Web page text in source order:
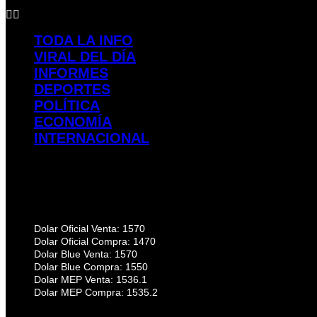
TODA LA INFO
VIRAL DEL DÍA
INFORMES
DEPORTES
POLÍTICA
ECONOMÍA
INTERNACIONAL
Dolar Oficial Venta: 1570
Dolar Oficial Compra: 1470
Dolar Blue Venta: 1570
Dolar Blue Compra: 1550
Dolar MEP Venta: 1536.1
Dolar MEP Compra: 1535.2